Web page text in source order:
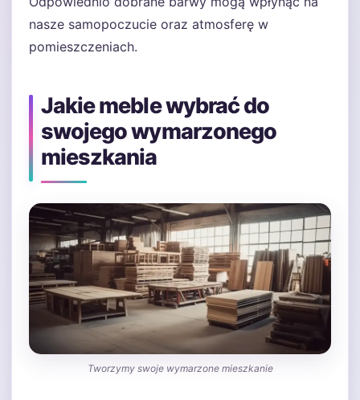
nasze samopoczucie oraz atmosferę w
pomieszczeniach.
Jakie meble wybrać do
swojego wymarzonego
mieszkania
Tworzymy swoje wymarzone mieszkanie